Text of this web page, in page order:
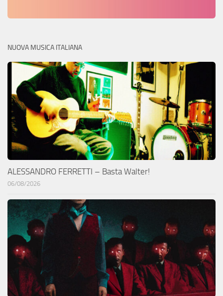
NUOVA MUSICA ITALIANA
ALESSANDRO FERRETTI – Basta Walter!
06/08/2026